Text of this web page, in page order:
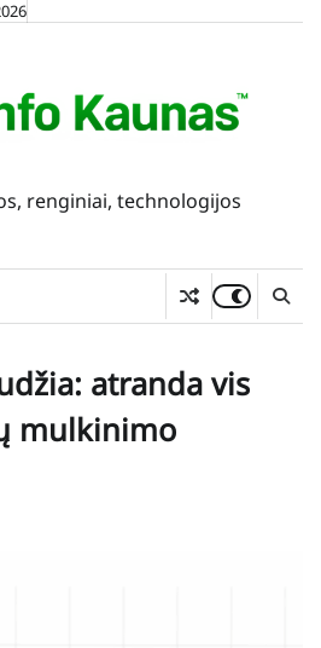
renginiai, technologijos
atranda vis
mulkinimo